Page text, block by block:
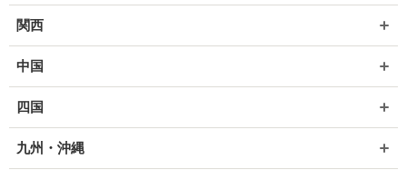
関西
中国
四国
九州・沖縄